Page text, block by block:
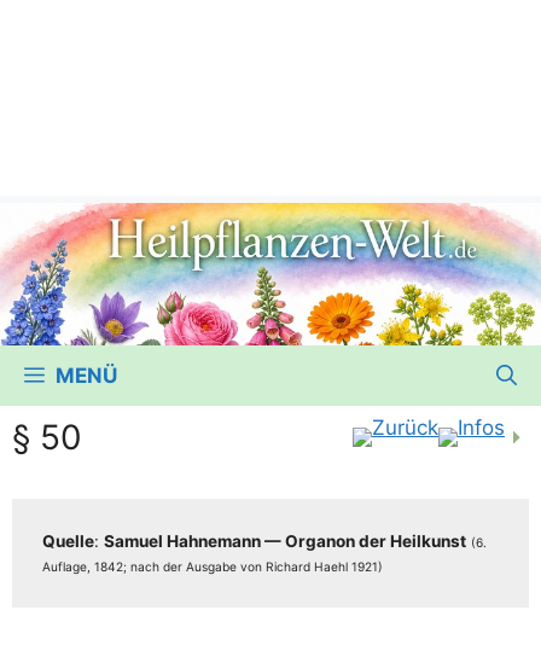
MENÜ
§ 50
Quel­le: Samu­el Hah­ne­mann — Orga­non der Heil­kunst (6.
Auf­la­ge, 1842; nach der Aus­ga­be von Richard Haehl 1921)